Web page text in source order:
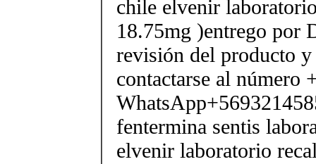
chile elvenir
18.75mg )entrego por
revisión del producto
contactarse al número
fentermina sentis
elvenir laboratorio